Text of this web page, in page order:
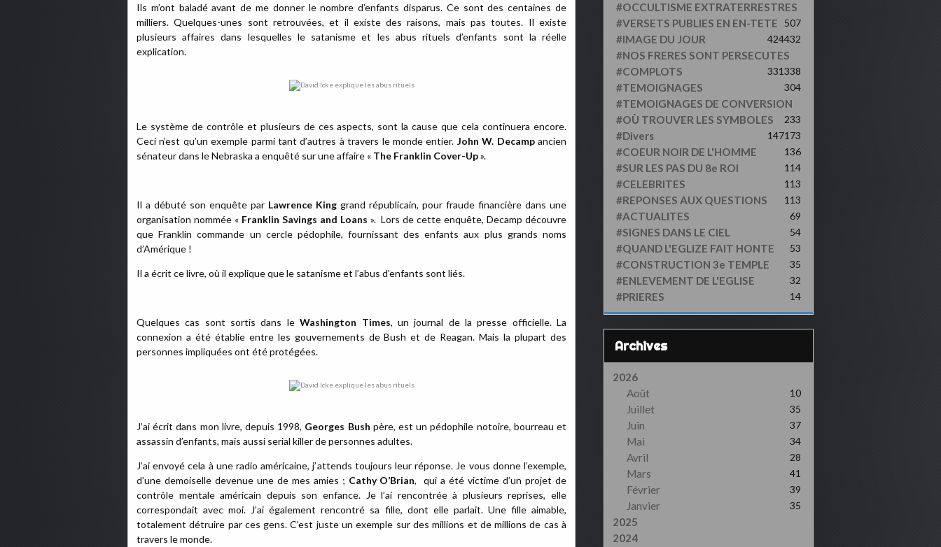
Ils m’ont baladé avant de me donner le nombre d’enfants disparus. Ce sont des centaines de
milliers. Quelques-unes sont retrouvées, et il existe des raisons, mais pas toutes. Il existe
plusieurs affaires dans lesquelles le satanisme et les abus rituels d’enfants sont la réelle
explication.
Le système de contrôle et plusieurs de ces aspects, sont la cause que cela continuera encore.
Ceci n’est qu’un exemple parmi tant d’autres à travers le monde entier. John W. Decampancien
sénateur dans le Nebraska a enquêté sur une affaire « The Franklin Cover-Up».
Il a débuté son enquête par Lawrence King grand républicain, pour fraude financière dans une
organisation nommée « Franklin Savings and Loans ». Lors de cette enquête, Decamp découvre
que Franklin commande un cercle pédophile, fournissant des enfants aux plus grands noms
d’Amérique !
Il a écrit ce livre, où il explique que le satanisme et l’abus d’enfants sont liés.
Quelques cas sont sortis dans leWashington Times, un journal de la presse officielle. La
connexion a été établie entre les gouvernements de Bush et de Reagan. Mais la plupart des
personnes impliquées ont été protégées.
J’ai écrit dans mon livre, depuis 1998, Georges Bush père, est un pédophile notoire, bourreau et
assassin d’enfants, mais aussi serial killer de personnes adultes.
J’ai envoyé cela à une radio américaine, j’attends toujours leur réponse. Je vous donne l’exemple,
d’une demoiselle devenue une de mes amies ; Cathy O’Brian, qui a été victime d’un projet de
contrôle mentale américain depuis son enfance. Je l’ai rencontrée à plusieurs reprises, elle
correspondait avec moi. J’ai également rencontré sa fille, dont elle parlait. Une fille aimable,
totalement détruire par ces gens. C’est juste un exemple sur des millions et de millions de cas à
travers le monde.
#OCCULTISME EXTRATERRESTRES
507
#VERSETS PUBLIES EN EN-TETE
432
#IMAGE DU JOUR 424
#NOS FRERES SONT PERSECUTES
338
#COMPLOTS 331
#TEMOIGNAGES 304
#TEMOIGNAGES DE CONVERSION
233
#OÙ TROUVER LES SYMBOLES
173
#Divers 147
#COEUR NOIR DE L'HOMME 136
#SUR LES PAS DU 8e ROI 114
#CELEBRITES 113
#REPONSES AUX QUESTIONS 113
#ACTUALITES 69
#SIGNES DANS LE CIEL 54
#QUAND L'EGLIZE FAIT HONTE 53
#CONSTRUCTION 3e TEMPLE 35
#ENLEVEMENT DE L'EGLISE 32
#PRIERES 14
Archives
2026
Août
10
Juillet 35
Juin 37
Mai 34
Avril 28
Mars 41
Février 39
Janvier 35
2025
2024